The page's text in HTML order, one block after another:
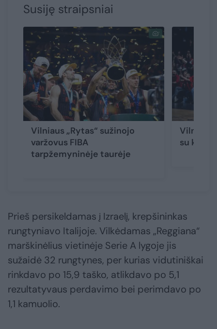
Susiję straipsniai
Vilniaus „Rytas“ sužinojo
varžovus FIBA
tarpžemyninėje taurėje
Vilniaus
su
Prieš persikeldamas į Izraelį, krepšininkas
rungtyniavo Italijoje. Vilkėdamas „Reggiana“
marškinėlius vietinėje Serie A lygoje jis
sužaidė 32 rungtynes, per kurias vidutiniškai
rinkdavo po 15,9 taško, atlikdavo po 5,1
rezultatyvaus perdavimo bei perimdavo po
1,1 kamuolio.